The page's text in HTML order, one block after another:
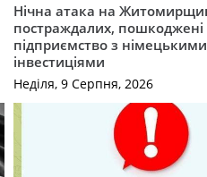
Нічна атака на
постраждалих, пошкоджені
підприємство з німецькими
інвестиціями
Неділя, 9 Серпня, 2026